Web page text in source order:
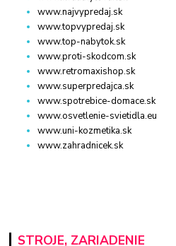
www.najvypredaj.sk
www.topvypredaj.sk
www.top-nabytok.sk
www.proti-skodcom.sk
www.retromaxishop.sk
www.superpredajca.sk
www.spotrebice-domace.sk
www.osvetlenie-svietidla.eu
www.uni-kozmetika.sk
www.zahradnicek.sk
STROJE, ZARIADENIE